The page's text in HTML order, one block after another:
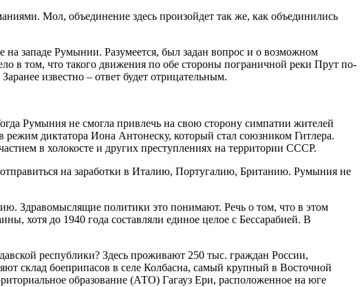
Мол, объединение здесь произойдет так же, как объединились
на западе Румынии. Разумеется, был задан вопрос и о возможном
в том, что такого движения по обе стороны пограничной реки Прут по-
известно – ответ будет отрицательным.
Румыния не смогла привлечь на свою сторону симпатии жителей
диктатора Иона Антонеску, который стал союзником Гитлера.
в холокосте и других преступлениях на территории СССР.
на заработки в Италию, Португалию, Британию. Румыния не
Здравомыслящие политики это понимают. Речь о том, что в этом
хотя до 1940 года составляли единое целое с Бессарабией. В
республики? Здесь проживают 250 тыс. граждан России,
склад боеприпасов в селе Колбасна, самый крупный в Восточной
образование (АТО) Гагауз Ери, расположенное на юге